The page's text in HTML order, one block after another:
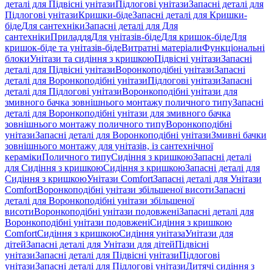
деталі для Підвісні унітазиПідлогові унітазиЗапасні деталі для
Підлогові унітазиКришки-бідеЗапасні деталі для Кришки-
бідеДля сантехнікиЗапасні деталі для Для
сантехнікиПриладдяДля унітазів-бідеДля кришок-бідеДля
кришок-біде та унітазів-бідеВитратні матеріалиФункціональні
блокиУнітази та сидіння з кришкоюПідвісні унітазиЗапасні
деталі для Підвісні унітазиВоронкоподібні унітазиЗапасні
деталі для Воронкоподібні унітазиПідлогові унітазиЗапасні
деталі для Підлогові унітазиВоронкоподібні унітази для
змивного бачка зовнішнього монтажу поличного типуЗапасні
деталі для Воронкоподібні унітази для змивного бачка
зовнішнього монтажу поличного типуВоронкоподібні
унітазиЗапасні деталі для Воронкоподібні унітазиЗмивні бачки
зовнішнього монтажу для унітазів, із сантехнічної
керамікиПоличного типуСидіння з кришкоюЗапасні деталі
для Сидіння з кришкоюСидіння з кришкоюЗапасні деталі для
Сидіння з кришкоюУнітази ComfortЗапасні деталі для Унітази
ComfortВоронкоподібні унітази збільшеної висотиЗапасні
деталі для Воронкоподібні унітази збільшеної
висотиВоронкоподібні унітази подовженіЗапасні деталі для
Воронкоподібні унітази подовженіСидіння з кришкою
ComfortСидіння з кришкоюСидіння унітазаУнітази для
дітейЗапасні деталі для Унітази для дітейПідвісні
унітазиЗапасні деталі для Підвісні унітазиПідлогові
унітазиЗапасні деталі для Підлогові унітазиДитячі сидіння з